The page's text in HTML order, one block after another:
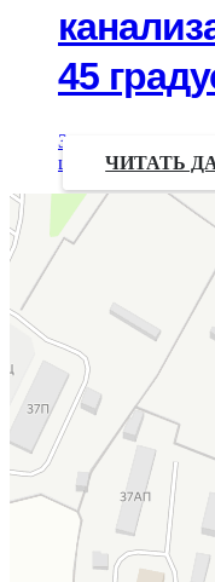
45
Запрос
цены
ЧИТАТЬ